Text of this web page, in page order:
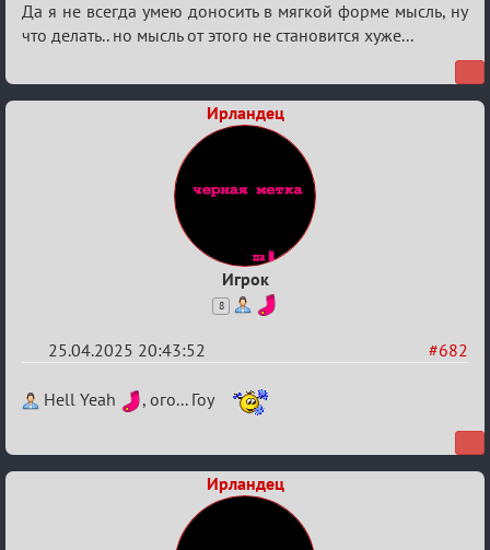
тестеров.
Да я не всегда умею доносить в мягкой форме мысль, ну
что делать.. но мысль от этого не становится хуже...
Ирландец
Игрок
8
#682
25.04.2025 20:43:52
Re:
тестеров.
Hell Yeah , ого... Гоу
Ирландец